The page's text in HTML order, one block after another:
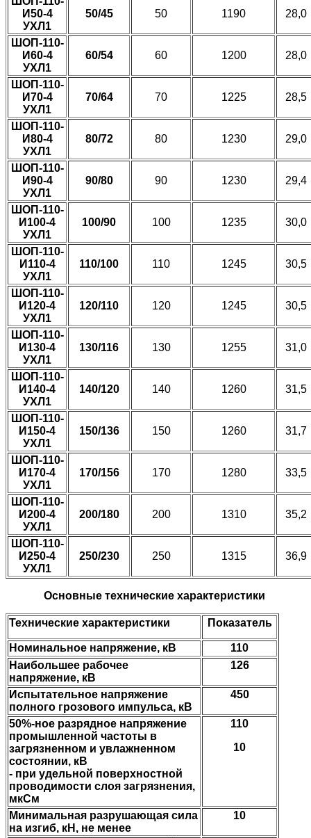
И50-4
УХЛ1
50/45 50 1190 28,0
ШОП-110-
И60-4
УХЛ1
60/54 60 1200 28,0
ШОП-110-
И70-4
УХЛ1
70/64 70 1225 28,5
ШОП-110-
И80-4
УХЛ1
80/72 80 1230 29,0
ШОП-110-
И90-4
УХЛ1
90/80 90 1230 29,4
ШОП-110-
И100-4
УХЛ1
100/90 100 1235 30,0
ШОП-110-
И110-4
УХЛ1
110/100 110 1245 30,5
ШОП-110-
И120-4
УХЛ1
120/110 120 1245 30,5
ШОП-110-
И130-4
УХЛ1
130/116 130 1255 31,0
ШОП-110-
И140-4
УХЛ1
140/120 140 1260 31,5
ШОП-110-
И150-4
УХЛ1
150/136 150 1260 31,7
ШОП-110-
И170-4
УХЛ1
170/156 170 1280 33,5
ШОП-110-
И200-4
УХЛ1
200/180 200 1310 35,2
ШОП-110-
И250-4
УХЛ1
250/230 250 1315 36,9
Основные технические характеристики
Технические характеристики Показатель
Номинальное напряжение, кВ
110
Наибольшее рабочее
напряжение, кВ
126
Испытательное напряжение
полного грозового импульса, кВ
450
50%-ное разрядное напряжение
промышленной частоты в
загрязненном и увлажненном
состоянии, кВ
- при удельной поверхностной
проводимости слоя загрязнения,
мкСм
110
10
Минимальная разрушающая сила
на изгиб, кН, не менее
10